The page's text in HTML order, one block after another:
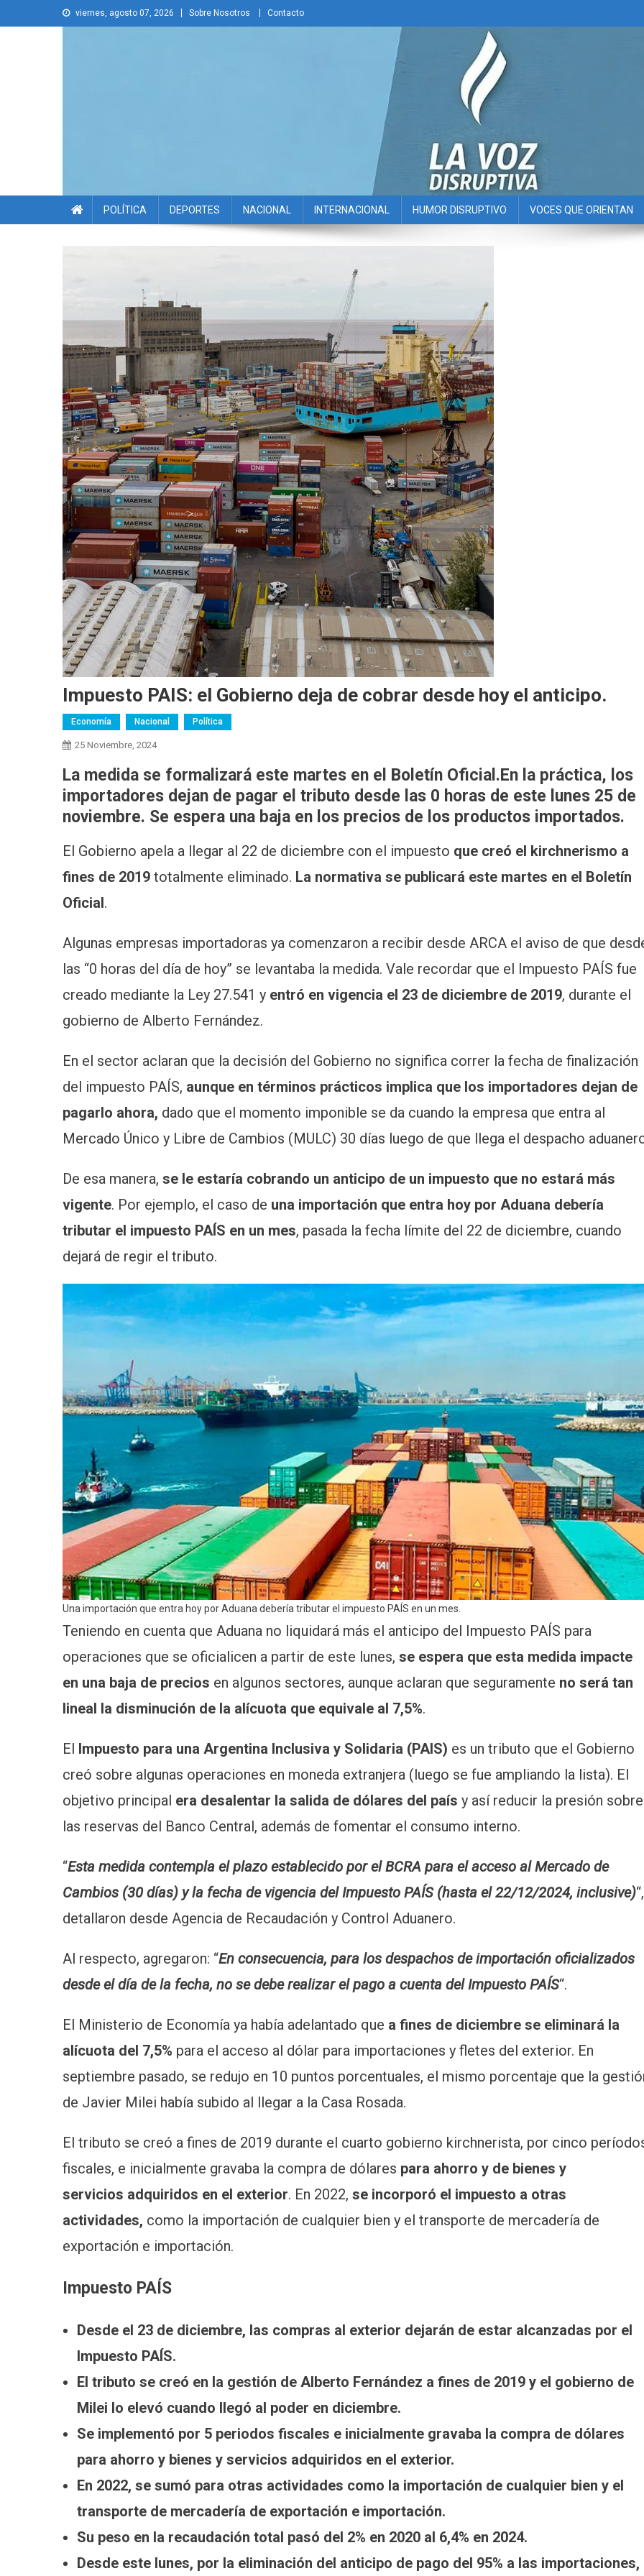
to
viernes, agosto 07, 2026 Sobre Nosotros Contacto
La Voz Disruptiva
POLÍTICA DEPORTES NACIONAL INTERNACIONAL HUMOR DISRUPTIVO VOCES QUE ORIENTAN
Impuesto PAIS: el Gobierno deja de cobrar desde hoy el anticipo.
Economía Nacional Política
25 Noviembre, 2024
La medida se formalizará este martes en el Boletín Oficial.En la práctica, los
importadores dejan de pagar el tributo desde las 0 horas de este lunes 25 de
noviembre. Se espera una baja en los precios de los productos importados.
El Gobierno apela a llegar al 22 de diciembre con el impuesto que creó el kirchnerismo a
fines de 2019 totalmente eliminado. ⁠ La normativa se publicará este martes en el Boletín
Oficial.
Algunas empresas importadoras ya comenzaron a recibir desde ARCA el aviso de que
las “0 horas del día de hoy” se levantaba la medida. Vale recordar que el Impuesto PAÍS fue
creado mediante la Ley 27.541 y entró en vigencia el 23 de diciembre de 2019, durante el
gobierno de Alberto Fernández.
En el sector aclaran que la decisión del Gobierno no significa correr la fecha de finalización
del impuesto PAÍS, aunque en términos prácticos implica que los importadores dejan de
pagarlo ahora, dado que el momento imponible se da cuando la empresa que entra al
Mercado Único y Libre de Cambios (MULC) 30 días luego de que llega el despacho
De esa manera, se le estaría cobrando un anticipo de un impuesto que no estará más
vigente. Por ejemplo, el caso de una importación que entra hoy por Aduana debería
tributar el impuesto PAÍS en un mes, pasada la fecha límite del 22 de diciembre, cuando
dejará de regir el tributo.
Una importación que entra hoy por Aduana debería tributar el impuesto PAÍS en un mes.
Teniendo en cuenta que Aduana no liquidará más el anticipo del Impuesto PAÍS para
operaciones que se oficialicen a partir de este lunes, se espera que esta medida impacte
en una baja de precios en algunos sectores, aunque aclaran que seguramente no será tan
lineal la disminución de la alícuota que equivale al 7,5%.
El Impuesto para una Argentina Inclusiva y Solidaria (PAIS) es un tributo que el Gobierno
creó sobre algunas operaciones en moneda extranjera (luego se fue ampliando la lista). El
objetivo principal era desalentar la salida de dólares del país y así reducir la presión sobre
las reservas del Banco Central, además de fomentar el consumo interno.
“Esta medida contempla el plazo establecido por el BCRA para el acceso al Mercado de
Cambios (30 días) y la fecha de vigencia del Impuesto PAÍS (hasta el 22/12/2024, inclusive)“,
detallaron desde Agencia de Recaudación y Control Aduanero.
Al respecto, agregaron: “En consecuencia, para los despachos de importación oficializados
desde el día de la fecha, no se debe realizar el pago a cuenta del Impuesto PAÍS“.
El Ministerio de Economía ya había adelantado que a fines de diciembre se eliminará la
alícuota del 7,5% para el acceso al dólar para importaciones y fletes del exterior. En
septiembre pasado, se redujo en 10 puntos porcentuales, el mismo porcentaje que la
de Javier Milei había subido al llegar a la Casa Rosada.
El tributo se creó a fines de 2019 durante el cuarto gobierno kirchnerista, por cinco
fiscales, e inicialmente gravaba la compra de dólares para ahorro y de bienes y
servicios adquiridos en el exterior. En 2022, se incorporó el impuesto a otras
actividades, como la importación de cualquier bien y el transporte de mercadería de
exportación e importación.
Impuesto PAÍS
Desde el 23 de diciembre, las compras al exterior dejarán de estar alcanzadas por el
Impuesto PAÍS.
El tributo se creó en la gestión de Alberto Fernández a fines de 2019 y el gobierno de
Milei lo elevó cuando llegó al poder en diciembre.
Se implementó por 5 periodos fiscales e inicialmente gravaba la compra de dólares
para ahorro y bienes y servicios adquiridos en el exterior.
En 2022, se sumó para otras actividades como la importación de cualquier bien y el
transporte de mercadería de exportación e importación.
Su peso en la recaudación total pasó del 2% en 2020 al 6,4% en 2024.
Desde este lunes, por la eliminación del anticipo de pago del 95% a las importaciones,